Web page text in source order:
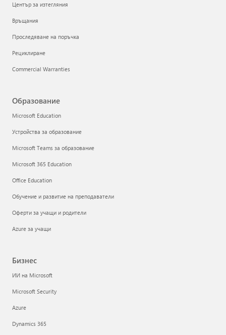
Център за изтегляния
Връщания
Проследяване на поръчка
Рециклиране
Commercial Warranties
Образование
Microsoft Education
Устройства за образование
Microsoft Teams за образование
Microsoft 365 Education
Office Education
Обучение и развитие на преподаватели
Оферти за учащи и родители
Azure за учащи
Бизнес
ИИ на Microsoft
Microsoft Security
Azure
Dynamics 365